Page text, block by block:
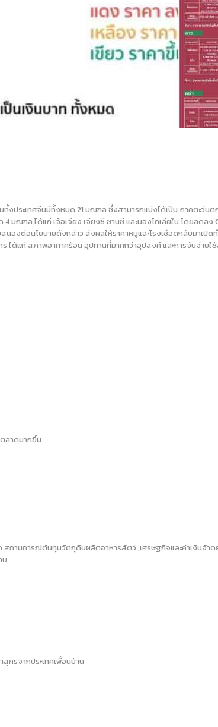
ประเทศจีนมีทั้งหมด 21 มณฑล ซึ่งสามารถแบ่งได้เป็น ภาคตะวันต
มณฑล ได้แก่ เจ้อเจียง เจียงซี ซานซี และมองโกเลียใน โดยล
องต่อนโยบายดังกล่าว ส่งผลให้ราคาหมูและโรงเชือดกลับมาเปิด
แก่ สภาพอากาศร้อน อุปทานที่มากกว่าอุปสงค์ และการจับจ่ายใ
ลาดมากขึ้น
สถานการณ์ต้นทุนวัตถุดิบผลิตอาหารสัตว์ ,เศรษฐกิจและค่าเงินจ้
บ
กรจากประเทศเพื่อนบ้าน